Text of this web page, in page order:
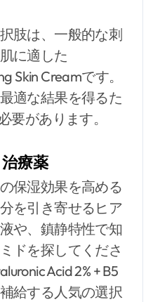
肢は、一般的な刺
に適した
Skin Creamです。
適な結果を得るた
要があります。
療薬
保湿効果を高める
を引き寄せるヒア
や、鎮静特性で知
ドを探してくださ
Acid 2% + B5
給する人気の選択